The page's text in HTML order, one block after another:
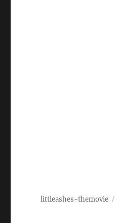
littleashes-themovie